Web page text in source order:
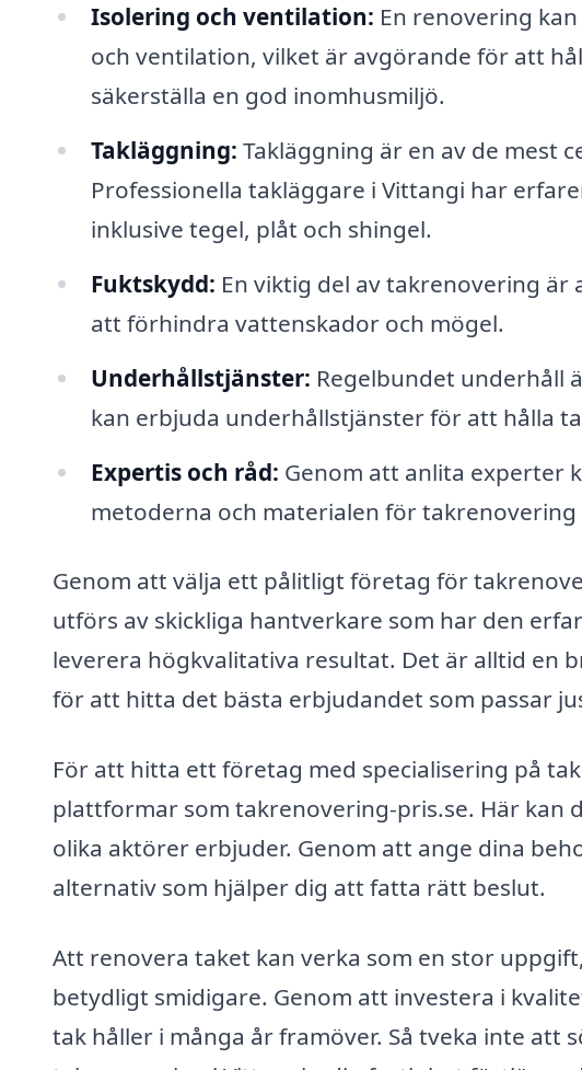
Isolering och ventilation: En renovering
och ventilation, vilket är avgörande för att
säkerställa en god inomhusmiljö.
Takläggning: Takläggning är en av de mest
Professionella takläggare i Vittangi har
inklusive tegel, plåt och shingel.
Fuktskydd: En viktig del av takrenovering
att förhindra vattenskador och mögel.
Underhållstjänster: Regelbundet underhåll
kan erbjuda underhållstjänster för att hålla
Expertis och råd: Genom att anlita experter
metoderna och materialen för
Genom att välja ett pålitligt företag för
utförs av skickliga hantverkare som har den
leverera högkvalitativa resultat. Det är alltid en
för att hitta det bästa erbjudandet som passar
För att hitta ett företag med specialisering på
plattformar som takrenovering-pris.se. Här kan
olika aktörer erbjuder. Genom att ange dina
alternativ som hjälper dig att fatta rätt beslut.
Att renovera taket kan verka som en stor
betydligt smidigare. Genom att investera i
tak håller i många år framöver. Så tveka inte att